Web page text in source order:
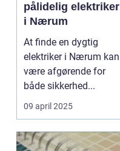
pålidelig elektriker
i Nærum
At finde en dygtig
elektriker i Nærum kan
være afgørende for
både sikkerhed...
09 april 2025